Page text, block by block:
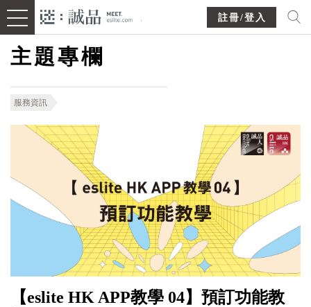
註冊/登入
主題專欄
服務資訊
【eslite HK APP教學 04】預訂功能教